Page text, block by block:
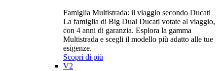
Famiglia Multistrada: il viaggio secondo Ducati
La famiglia di Big Dual Ducati votate al viaggio,
con 4 anni di garanzia. Esplora la gamma
Multistrada e scegli il modello più adatto alle tue
esigenze.
Scopri di più
V2